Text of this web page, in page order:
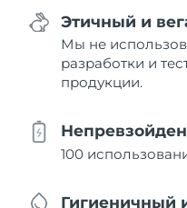
Этичный и
Мы не
разработки и
продукции.
100
Гигиеничный